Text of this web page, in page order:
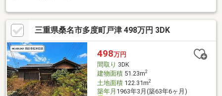
校）まで徒歩約15分
三重県桑名市多度町戸津 498万円 3DK
498万円
間取り 3DK
建物面積51.23m2
土地面積122.31m2
築年月 1963年3月(築63年6ヶ月)